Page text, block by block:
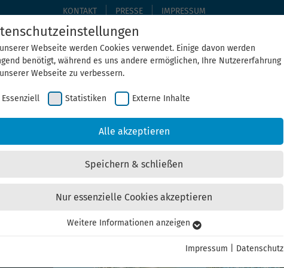
KONTAKT PRESSE IMPRESSUM
THEGA ERLEBEN ÜBER UNS
Webseite werden Cookies verwendet. Einige davon werden
benötigt, während es uns andere ermöglichen, Ihre Nutzererfahrung
Webseite zu verbessern.
Essenziell Statistiken Externe Inhalte
Alle akzeptieren
Speichern & schließen
Nur essenzielle Cookies akzeptieren
Cookies werden für grundlegende Funktionen der Webseite
Weitere Informationen anzeigen
Impressum Datenschutz